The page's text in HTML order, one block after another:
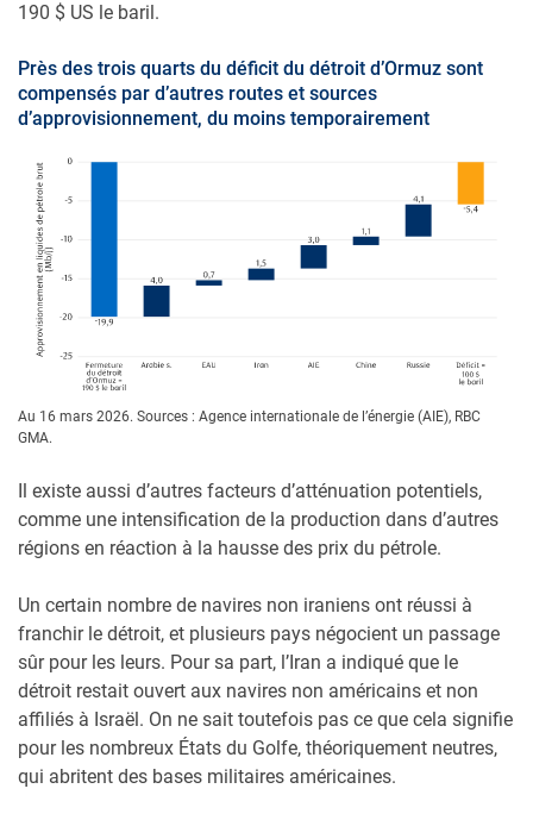
190 $ US le baril.
Près des trois quarts du déficit du détroit d’Ormuz sont
compensés par d’autres routes et sources
d’approvisionnement, du moins temporairement
Au 16 mars 2026. Sources : Agence internationale de l’énergie (AIE), RBC
GMA.
Il existe aussi d’autres facteurs d’atténuation potentiels,
comme une intensification de la production dans d’autres
régions en réaction à la hausse des prix du pétrole.
Un certain nombre de navires non iraniens ont réussi à
franchir le détroit, et plusieurs pays négocient un passage
sûr pour les leurs. Pour sa part, l’Iran a indiqué que le
détroit restait ouvert aux navires non américains et non
affiliés à Israël. On ne sait toutefois pas ce que cela signifie
pour les nombreux États du Golfe, théoriquement neutres,
qui abritent des bases militaires américaines.